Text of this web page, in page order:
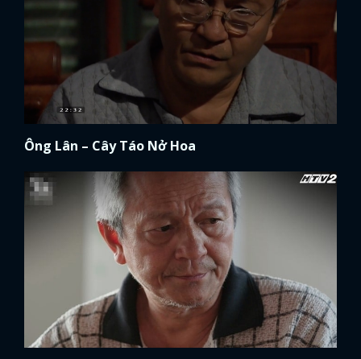
Ông Lân – Cây Táo Nở Hoa